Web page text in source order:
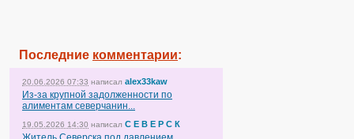
Последние комментарии:
20.06.2026 07:33 написал alex33kaw
Из-за крупной задолженности по
алиментам северчанин...
19.05.2026 14:30 написал С Е В Е Р С К